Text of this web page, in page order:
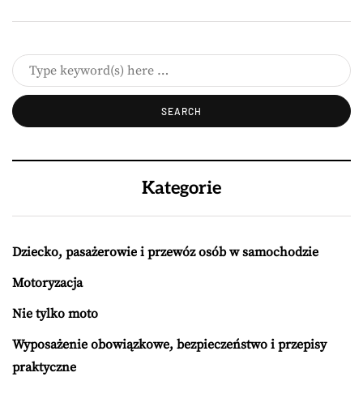
Kategorie
Dziecko, pasażerowie i przewóz osób w samochodzie
Motoryzacja
Nie tylko moto
Wyposażenie obowiązkowe, bezpieczeństwo i przepisy
praktyczne